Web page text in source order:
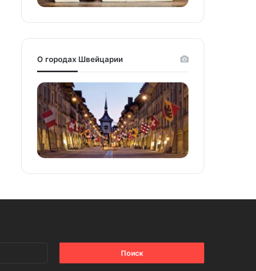
О городах Швейцарии